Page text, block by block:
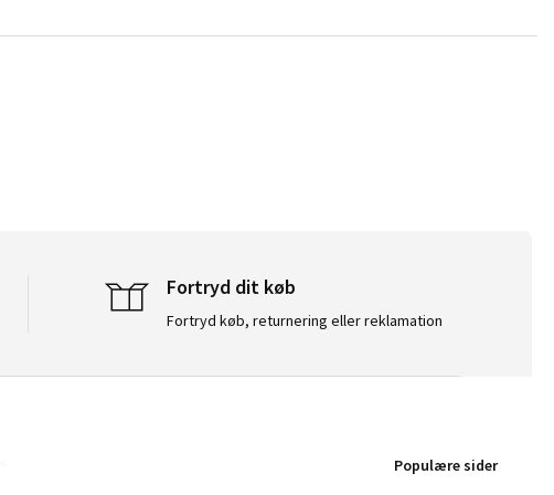
Fortryd dit køb
Fortryd køb, returnering eller reklamation
Populære sider